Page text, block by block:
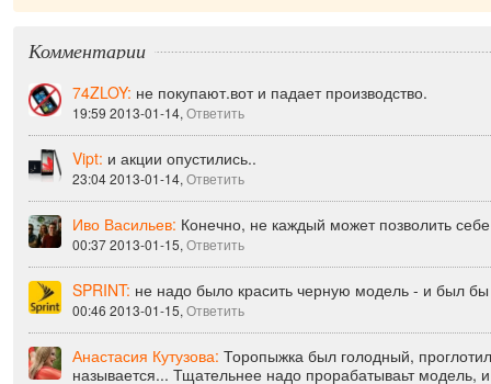
Комментарии
74ZLOY: не покупают.вот и падает производство.
19:59 2013-01-14,Ответить
Vipt: и акции опустились..
23:04 2013-01-14,Ответить
Иво Васильев: Конечно, не каждый может позволить
00:37 2013-01-15,Ответить
SPRINT: не надо было красить черную модель - и был
00:46 2013-01-15,Ответить
Анастасия Кутузова: Торопыжка был голодный,
называется... Тщательнее надо прорабатываьт модель,